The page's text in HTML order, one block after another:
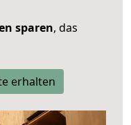
sparen, das
erhalten